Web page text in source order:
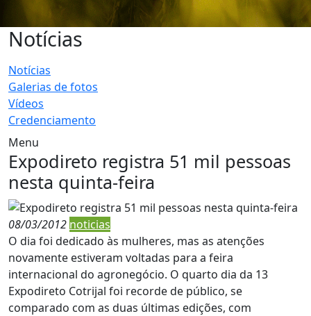
Notícias
Notícias
Galerias de fotos
Vídeos
Credenciamento
Menu
Expodireto registra 51 mil pessoas
nesta quinta-feira
08/03/2012 noticias
O dia foi dedicado às mulheres, mas as atenções
novamente estiveram voltadas para a feira
internacional do agronegócio. O quarto dia da 13
Expodireto Cotrijal foi recorde de público, se
comparado com as duas últimas edições, com